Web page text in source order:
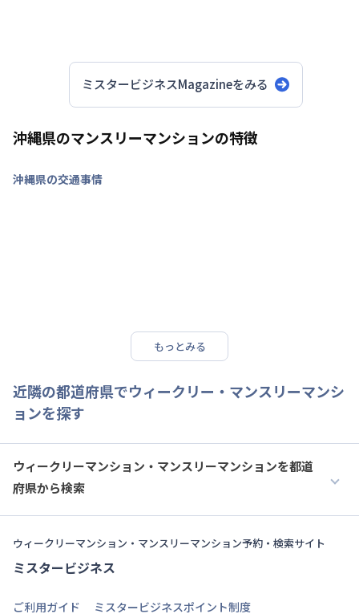
ミスタービジネスMagazineをみる
沖縄県のマンスリーマンションの特徴
沖縄県の交通事情
もっとみる
近隣の都道府県でウィークリー・マンスリーマンシ
ョンを探す
ウィークリーマンション・マンスリーマンションを都道
府県から検索
ウィークリーマンション・マンスリーマンション予約・検索サイト
ミスタービジネス
ご利用ガイド ミスタービジネスポイント制度